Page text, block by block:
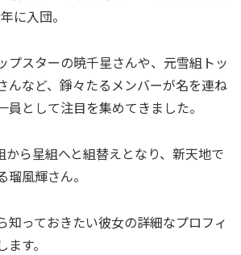
に入団。
プスターの暁千星さんや、元雪組トッ
んなど、錚々たるメンバーが名を連ね
員として注目を集めてきました。
から星組へと組替えとなり、新天地で
風輝さん。
知っておきたい彼女の詳細なプロフィ
す。